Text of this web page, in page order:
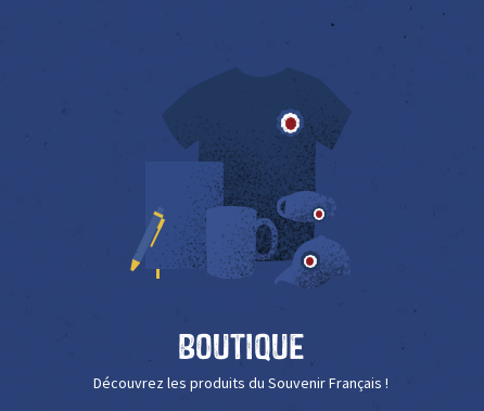
Boutique
Découvrez les produits du Souvenir Français !